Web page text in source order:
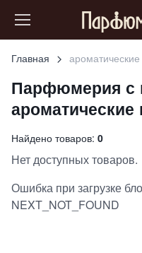
Главная
Парфюмерия с
ароматические
Найдено товаров: 0
Нет доступных товаров.
Ошибка при загрузке
NEXT_NOT_FOUND